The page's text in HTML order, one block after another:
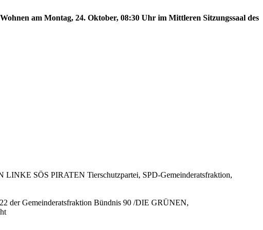
am Montag, 24. Oktober, 08:30 Uhr im Mittleren Sitzungssaal des
LINKE SÖS PIRATEN Tierschutzpartei, SPD-Gemeinderatsfraktion,
der Gemeinderatsfraktion Bündnis 90 /DIE GRÜNEN,